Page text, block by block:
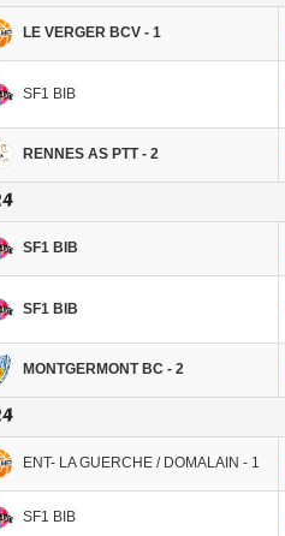
LE VERGER BCV - 1
SF1 BIB
RENNES AS PTT - 2
SF1 BIB
SF1 BIB
MONTGERMONT BC - 2
ENT- LA GUERCHE / DOMALAIN - 1
SF1 BIB